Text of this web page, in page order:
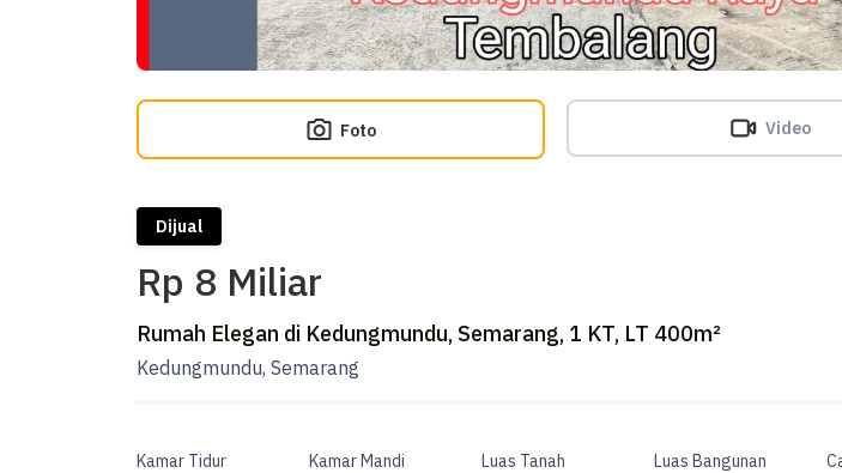
Foto Video
Dijual
Rp 8 Miliar
Rumah Elegan di Kedungmundu, Semarang, 1 KT, LT 400m²
Kedungmundu, Semarang
Kamar Tidur
Kamar Mandi
Luas Tanah
Luas Bangunan